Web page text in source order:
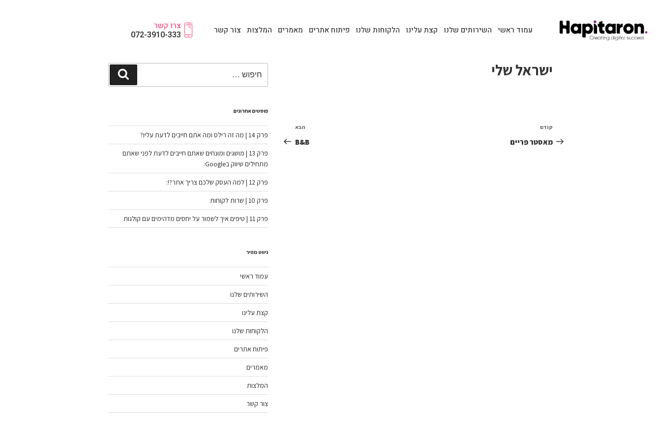
עמוד ראשי השירותים שלנו קצת עלינו הלקוחות שלנו פיתוח אתרים מאמרים המלצות צור קשר צרו קשר
072-3910-333
ישראל שלי
קודם
מאסטר פריים
הבא
B&B
פוסטים אחרונים
פרק 14 | מה זה רילס ומה אתם חייבים לדעת עליו?
פרק 13 | מושגים ומונחים שאתם חייבים לדעת לפני שאתם
מתחילים שיווק בGoogle:
פרק 12 | למה העסק שלכם צריך אתר?!:
פרק 10 | שרות לקוחות
פרק 11 | טיפים איך לשמור על יחסים מדהימים עם קולגות
ניווט מהיר
עמוד ראשי
השירותים שלנו
קצת עלינו
הלקוחות שלנו
פיתוח אתרים
מאמרים
המלצות
צור קשר